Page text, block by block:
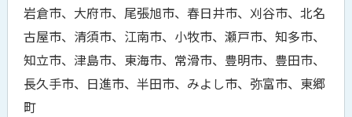
岩倉市、大府市、尾張旭市、春日井市、刈谷市、北名
古屋市、清須市、江南市、小牧市、瀬戸市、知多市、
知立市、津島市、東海市、常滑市、豊明市、豊田市、
長久手市、日進市、半田市、みよし市、弥富市、東郷
町